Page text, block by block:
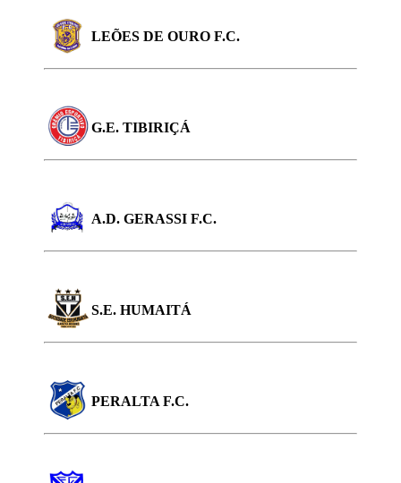
LEÕES DE OURO F.C.
G.E. TIBIRIÇÁ
A.D. GERASSI F.C.
S.E. HUMAITÁ
PERALTA F.C.